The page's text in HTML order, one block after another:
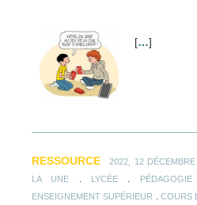
[…]
RESSOURCE 2022, 12 DÉCEMBRE
LA UNE
LYCÉE PÉDAGOGIE
ENSEIGNEMENT SUPÉRIEUR COURS